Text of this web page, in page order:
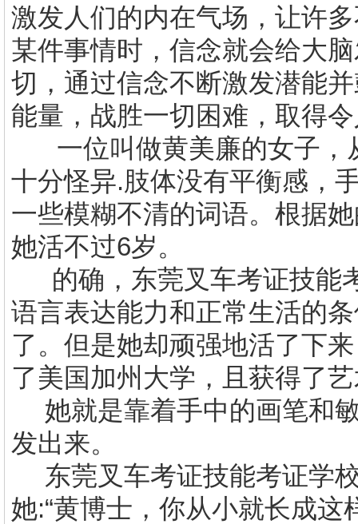
激发人们的内在气场，让许
某件事情时，信念就会给大
切，通过信念不断激发潜能
能量，战胜一切困难，取得
一位叫做黄美廉的女子
十分怪异.肢体没有平衡感，
一些模糊不清的词语。根据
她活不过6岁。
的确， 东莞叉车考证技能
语言表达能力和正常生活的
了。但是她却顽强地活了下
了美国加州大学，且获得了
她就是靠着手中的画笔和
发出来。
东莞叉车考证技能考证学
她:“黄博士，你从小就长成这